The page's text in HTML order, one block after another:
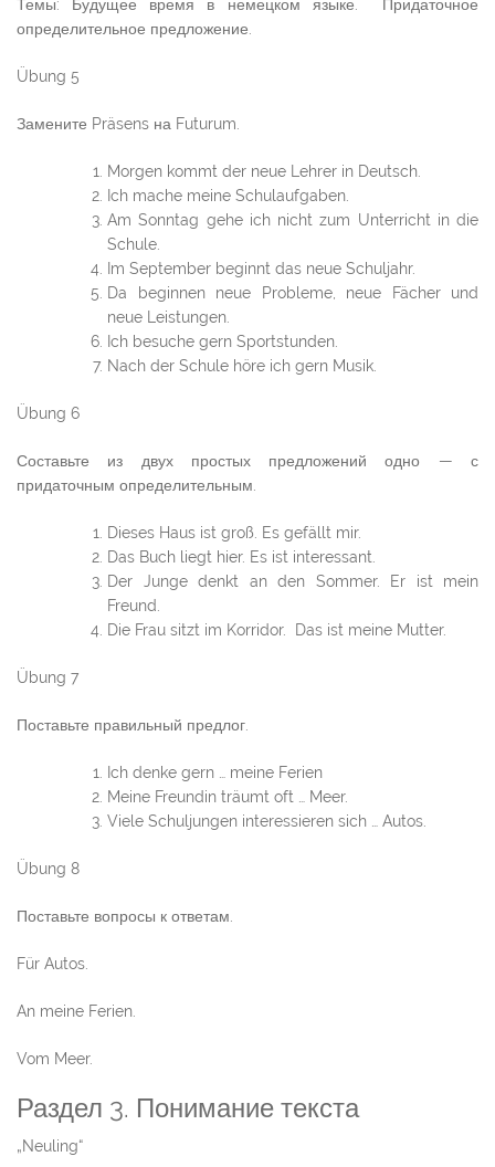
Темы: Будущее время в немецком языке. Придаточное
определительное предложение.
Übung 5
Замените Präsens на Futurum.
Morgen kommt der neue Lehrer in Deutsch.
Ich mache meine Schulaufgaben.
Am Sonntag gehe ich nicht zum Unterricht in die
Schule.
Im September beginnt das neue Schuljahr.
Da beginnen neue Probleme, neue Fächer und
neue Leistungen.
Ich besuche gern Sportstunden.
Nach der Schule höre ich gern Musik.
Übung 6
Составьте из двух простых предложений одно — с
придаточным определительным.
Dieses Haus ist groß. Es gefällt mir.
Das Buch liegt hier. Es ist interessant.
Der Junge denkt an den Sommer. Er ist mein
Freund.
Die Frau sitzt im Korridor. Das ist meine Mutter.
Übung 7
Поставьте правильный предлог.
Ich denke gern … meine Ferien
Meine Freundin träumt oft … Meer.
Viele Schuljungen interessieren sich … Autos.
Übung 8
Поставьте вопросы к ответам.
Für Autos.
An meine Ferien.
Vom Meer.
Раздел 3. Понимание текста
„Neuling“